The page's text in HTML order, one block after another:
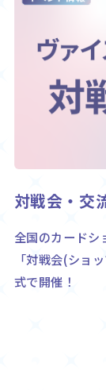
対戦会・交
全国のカードシ
「対戦会(ショ
式で開催！